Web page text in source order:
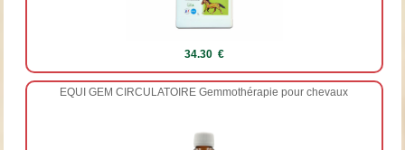
34.30 €
EQUI GEM CIRCULATOIRE Gemmothérapie pour chevaux